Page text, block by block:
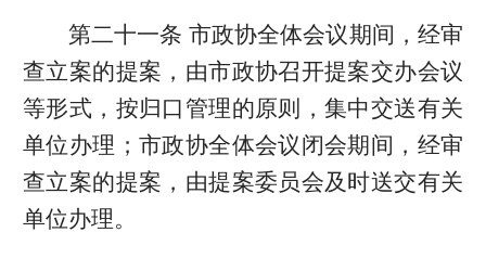
第二十一条 市政协全体会议期间，经审
查立案的提案，由市政协召开提案交办会议
等形式，按归口管理的原则，集中交送有关
单位办理；市政协全体会议闭会期间，经审
查立案的提案，由提案委员会及时送交有关
单位办理。